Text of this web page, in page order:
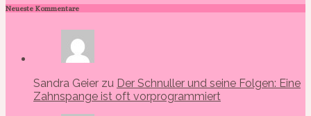
Neueste Kommentare
Sandra Geier zu Der Schnuller und seine Folgen: Eine
Zahnspange ist oft vorprogrammiert